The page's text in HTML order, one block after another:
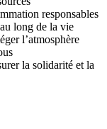
responsables
long de la vie
l’atmosphère
la solidarité et la